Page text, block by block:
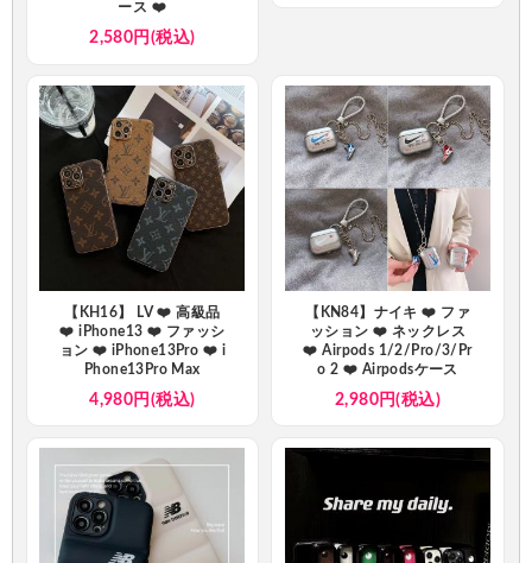
ース ❤️
2,580円(税込)
【KH16】 LV ❤️ 高級品
❤️ iPhone13 ❤️ ファッシ
ョン ❤️ iPhone13Pro ❤️ i
Phone13Pro Max
4,980円(税込)
【KN84】ナイキ ❤️ ファ
ッション ❤️ ネックレス
❤️ Airpods 1/2/Pro/3/Pr
o 2 ❤️ Airpodsケース
2,980円(税込)